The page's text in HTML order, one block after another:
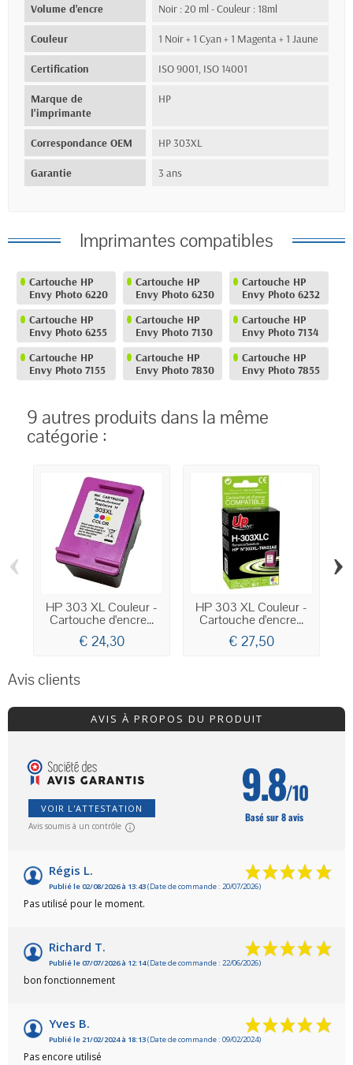
Volume d'encre Noir : 20 ml - Couleur : 18ml
Couleur 1 Noir + 1 Cyan + 1 Magenta + 1 Jaune
Certification ISO 9001, ISO 14001
Marque de
l'imprimante
HP
Correspondance OEM HP 303XL
Garantie 3 ans
Imprimantes compatibles
Cartouche HP
Envy Photo 6220
Cartouche HP
Envy Photo 6230
Cartouche HP
Envy Photo 6232
Cartouche HP
Envy Photo 6255
Cartouche HP
Envy Photo 7130
Cartouche HP
Envy Photo 7134
Cartouche HP
Envy Photo 7155
Cartouche HP
Envy Photo 7830
Cartouche HP
Envy Photo 7855
9 autres produits dans la même
catégorie :
HP 303 XL Couleur -
Cartouche d'encre...
€ 24,30
HP 303 XL Couleur -
Cartouche d'encre...
€ 27,50
‹ ›
Avis clients
AVIS À PROPOS DU PRODUIT
VOIR L'ATTESTATION
Avis soumis à un contrôle
9.8/10
Basé sur 8 avis
Régis L.
Publié le 02/08/2026 à 13:43(Date de commande : 20/07/2026)
Pas utilisé pour le moment.
Richard T.
Publié le 07/07/2026 à 12:14(Date de commande : 22/06/2026)
bon fonctionnement
Yves B.
Publié le 21/02/2024 à 18:13(Date de commande : 09/02/2024)
Pas encore utilisé